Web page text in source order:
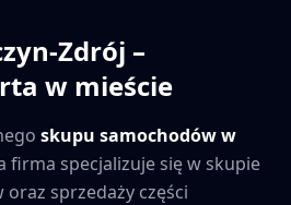
Zdrój –
w mieście
skupu samochodów w
firma specjalizuje się w skupie
sprzedaży części